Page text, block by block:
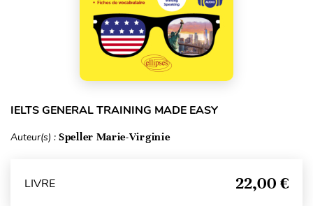
IELTS GENERAL TRAINING MADE EASY
Auteur(s) : Speller Marie-Virginie
LIVRE 22,00 €